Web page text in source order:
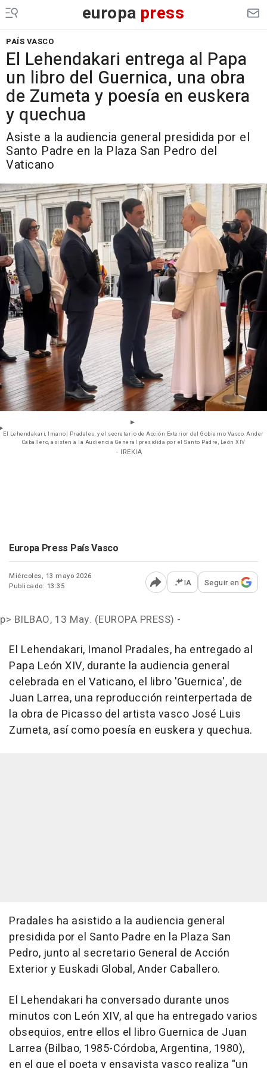
europa press
PAÍS VASCO
El Lehendakari entrega al Papa
un libro del Guernica, una obra
de Zumeta y poesía en euskera
y quechua
Asiste a la audiencia general presidida por el
Santo Padre en la Plaza San Pedro del
Vaticano
El Lehendakari, Imanol Pradales, y el secretario de Acción Exterior del Gobierno Vasco, Ander
Caballero, asisten a la Audiencia General presidida por el Santo Padre, León XIV
- IREKIA
Europa Press País Vasco
Miércoles, 13 mayo 2026
Publicado: 13:35
Abrir opciones para
IA Seguir en
p> BILBAO, 13 May. (EUROPA PRESS) -
El Lehendakari, Imanol Pradales, ha entregado al
Papa León XIV, durante la audiencia general
celebrada en el Vaticano, el libro 'Guernica', de
Juan Larrea, una reproducción reinterpertada de
la obra de Picasso del artista vasco José Luis
Zumeta, así como poesía en euskera y quechua.
Pradales ha asistido a la audiencia general
presidida por el Santo Padre en la Plaza San
Pedro, junto al secretario General de Acción
Exterior y Euskadi Global, Ander Caballero.
El Lehendakari ha conversado durante unos
minutos con León XIV, al que ha entregado varios
obsequios, entre ellos el libro Guernica de Juan
Larrea (Bilbao, 1985-Córdoba, Argentina, 1980),
en el que el poeta y ensayista vasco realiza "un